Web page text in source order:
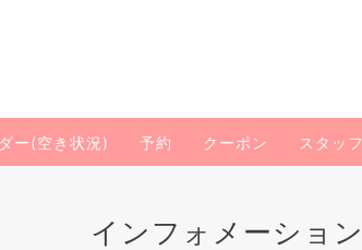
ー(空き状況) 予約 クーポン スタッフ
インフォメーション